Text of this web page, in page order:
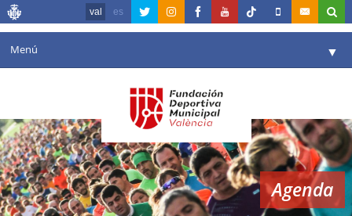
val es
Menú ▼
Agenda
Instal·lacions ▼
Comunicació ▼
Agenda